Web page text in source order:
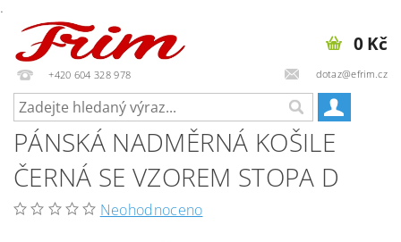
.
+420 604 328 978 dotaz@efrim.cz
0 Kč
PÁNSKÁ NADMĚRNÁ KOŠILE
ČERNÁ SE VZOREM STOPA D
Neohodnoceno